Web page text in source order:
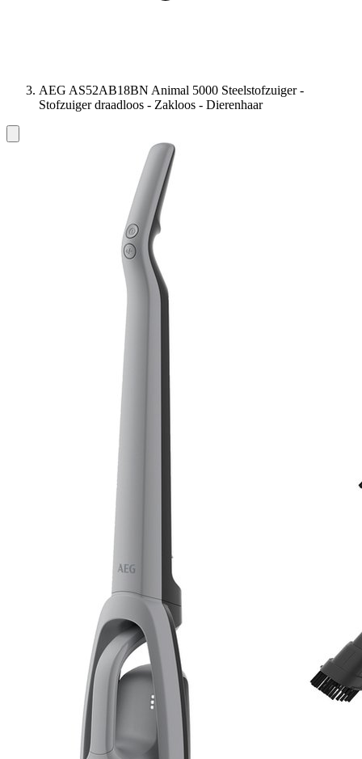
AEG AS52AB18BN Animal 5000 Steelstofzuiger -
Stofzuiger draadloos - Zakloos - Dierenhaar